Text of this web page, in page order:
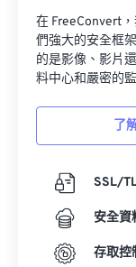
在 FreeConvert
們強大的安全框
的是影像、影片
料中心和嚴密的
了
SSL/
安全資
存取控